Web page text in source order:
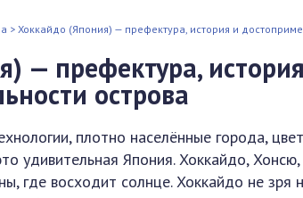
> Хоккайдо (Япония) — префектура, история и
— префектура,
острова
плотно населённые города,
удивительная Япония. Хоккайдо,
где восходит солнце. Хоккайдо не зря